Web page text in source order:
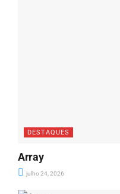
DESTAQUES
Array
julho 24, 2026